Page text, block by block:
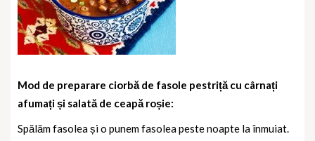
Mod de preparare ciorbă de fasole pestriță cu cârnați
afumați și salată de ceapă roșie:
Spălăm fasolea și o punem fasolea peste noapte la înmuiat.